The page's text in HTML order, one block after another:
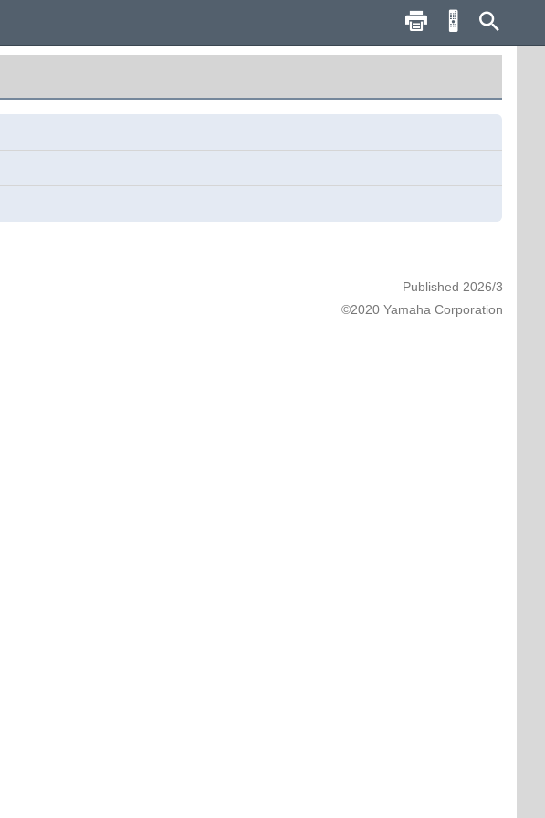
Published 2026/3
©2020 Yamaha Corporation